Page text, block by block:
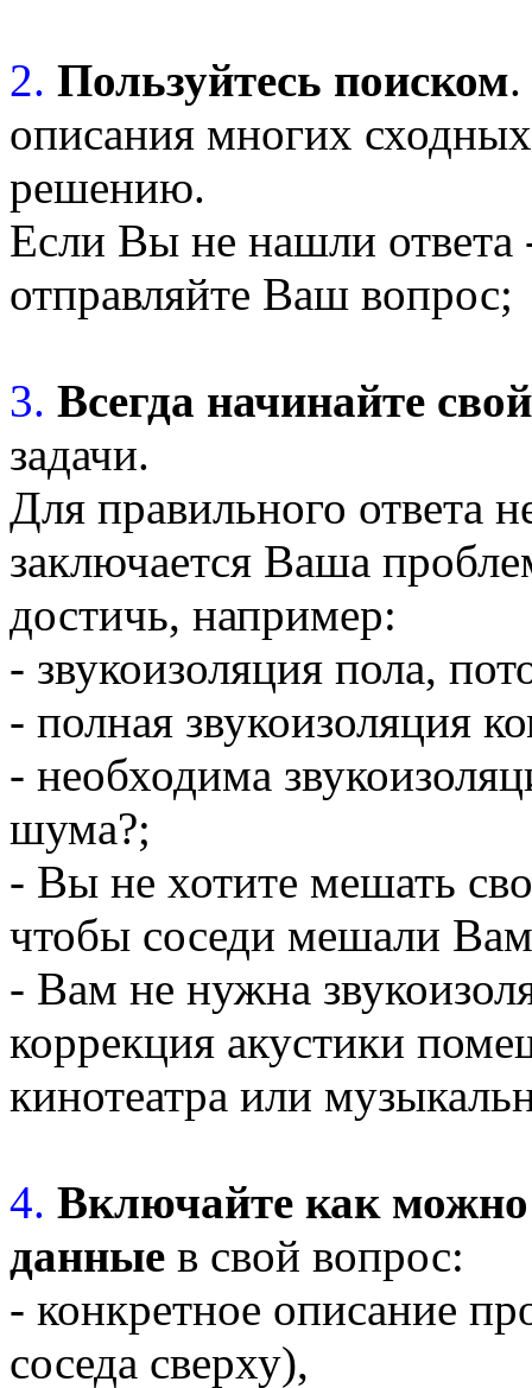
2. Пользуйтесь поиском
описания многих
решению.
Если Вы не нашли ответа
отправляйте Ваш вопрос;
3. Всегда начинайте
задачи.
Для правильного ответа
заключается Ваша
достичь, например:
- звукоизоляция пола,
- полная звукоизоляция
- необходима
шума?;
- Вы не хотите мешать
чтобы соседи мешали
- Вам не нужна
коррекция акустики
кинотеатра или
4. Включайте как можно
данные в свой вопрос:
- конкретное описание
соседа сверху),